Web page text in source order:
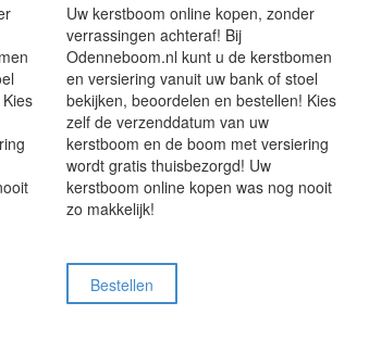
Uw kerstboom online kopen, zonder
verrassingen achteraf! Bij
Odenneboom.nl kunt u de kerstbomen
en versiering vanuit uw bank of stoel
bekijken, beoordelen en bestellen! Kies
zelf de verzenddatum van uw
kerstboom en de boom met versiering
wordt gratis thuisbezorgd! Uw
kerstboom online kopen was nog nooit
zo makkelijk!
Bestellen